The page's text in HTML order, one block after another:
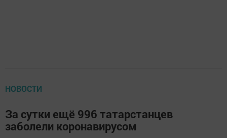
НОВОСТИ
За сутки ещё 996 татарстанцев
заболели коронавирусом